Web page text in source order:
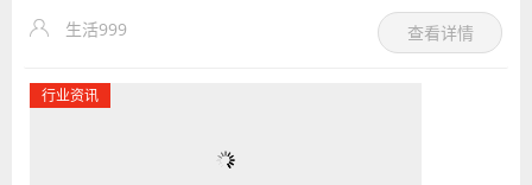
生活999 查看详情
行业资讯